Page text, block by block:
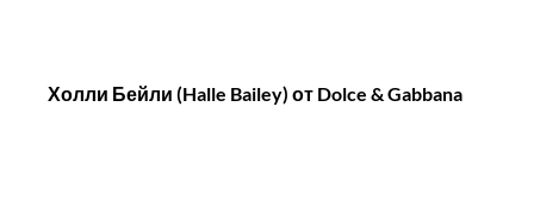
Холли Бейли (Halle Bailey) от Dolce & Gabbana